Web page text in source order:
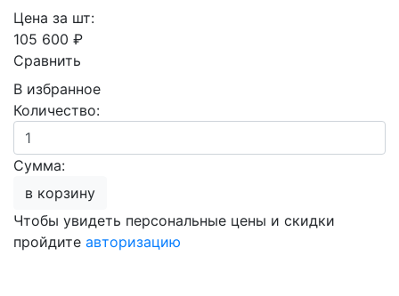
Цена за шт:
105 600 ₽
Сравнить
В избранное
Количество:
Сумма:
в корзину
Чтобы увидеть персональные цены и скидки
пройдите авторизацию